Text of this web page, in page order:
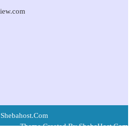
Theme Created By ShebaHost.Com